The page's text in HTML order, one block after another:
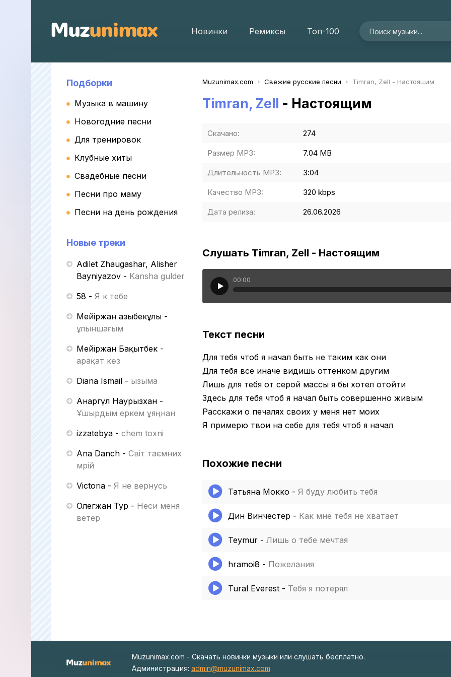
Новинки Ремиксы Топ-100
Подборки
Музыка в машину
Новогодние песни
Для тренировок
Клубные хиты
Свадебные песни
Песни про маму
Песни на день рождения
Новые треки
Adilet Zhaugashar, Alisher
Bayniyazov - Kansha gulder
58 - Я к тебе
Мейіржан Қазыбекұлы -
Құлыншағым
Мейіржан Бақытбек -
Қарақат көз
Diana Ismail - Қызыма
Анаргүл Наурызхан -
Ұшырдым еркем ұяңнан
izzatebya - chem toxni
Ana Danch - Світ таємних
мрій
Victoria - Я не вернусь
Олегжан Тур - Неси меня
ветер
Muzunimax.com Свежие русские песни Timran, Zell - Настоящим
Timran, Zell - Настоящим
Скачано: 274
Размер MP3: 7.04 MB
Длительность MP3: 3:04
Качество MP3: 320 kbps
Дата релиза: 26.06.2026
Слушать Timran, Zell - Настоящим
00:00
Текст песни
Для тебя чтоб я начал быть не таким как они
Для тебя все иначе видишь оттенком другим
Лишь для тебя от серой массы я бы хотел отойти
Здесь для тебя чтоб я начал быть совершенно живым
Расскажи о печалях своих у меня нет моих
Я примерю твои на себе для тебя чтоб я начал
Похожие песни
Татьяна Мокко - Я буду любить тебя
Дин Винчестер - Как мне тебя не хватает
Teymur - Лишь о тебе мечтая
hramoi8 - Пожелания
Tural Everest - Тебя я потерял
Muzunimax.com - Скачать новинки музыки или слушать бесплатно.
Администрация: admin@muzunimax.com